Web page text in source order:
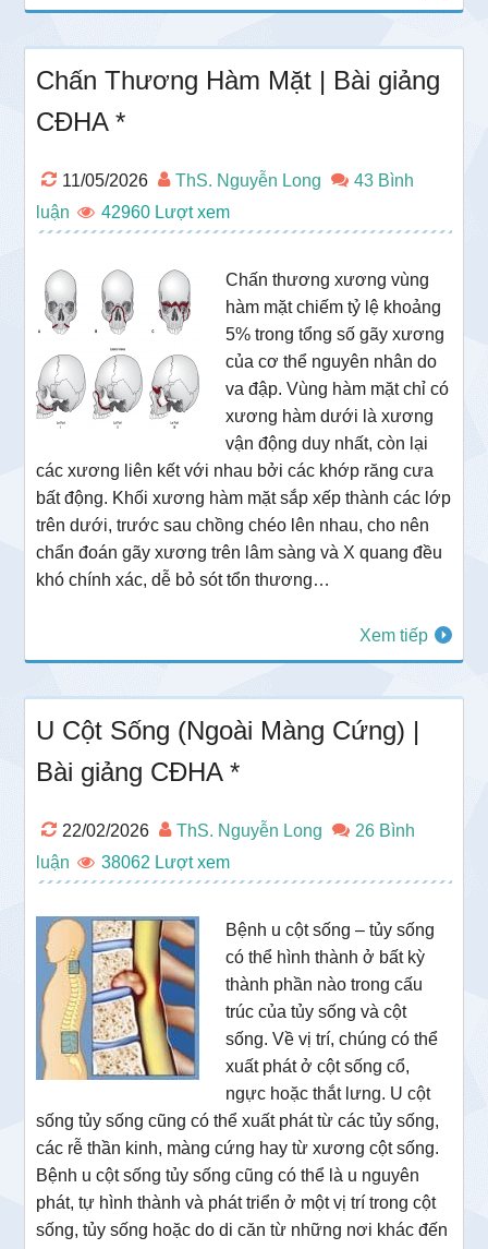
Chấn Thương Hàm Mặt | Bài giảng
CĐHA *
11/05/2026 ThS. Nguyễn Long
43 Bình
luận
42960
Chấn thương xương vùng
hàm mặt chiếm tỷ lệ khoảng
5% trong tổng số gãy xương
của cơ thể nguyên nhân do
va đập. Vùng hàm mặt chỉ có
xương hàm dưới là xương
vận động duy nhất, còn lại
các xương liên kết với nhau bởi các khớp răng cưa
bất động. Khối xương hàm mặt sắp xếp thành các lớp
trên dưới, trước sau chồng chéo lên nhau, cho nên
chẩn đoán gãy xương trên lâm sàng và X quang đều
khó chính xác, dễ bỏ sót tổn thương…
Xem tiếp
U Cột Sống (Ngoài Màng Cứng) |
Bài giảng CĐHA *
22/02/2026 ThS. Nguyễn Long
26 Bình
luận
38062
Bệnh u cột sống – tủy sống
có thể hình thành ở bất kỳ
thành phần nào trong cấu
trúc của tủy sống và cột
sống. Về vị trí, chúng có thể
xuất phát ở cột sống cổ,
ngực hoặc thắt lưng. U cột
sống tủy sống cũng có thể xuất phát từ các tủy sống,
các rễ thần kinh, màng cứng hay từ xương cột sống.
Bệnh u cột sống tủy sống cũng có thể là u nguyên
phát, tự hình thành và phát triển ở một vị trí trong cột
sống, tủy sống hoặc do di căn từ những nơi khác đến